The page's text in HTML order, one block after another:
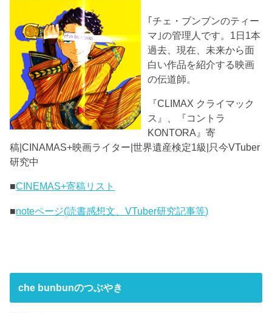
｢チェ・ブンブンのティー
マ｣の管理人です。1日1本
過去、現在、未来から面
白い作品を紹介する映画
の伝道師。
『CLIMAX クライマック
ス』、『コントラ
KONTORA』寄
稿|CINAMAS+映画ライター|世界遺産検定1級|只今VTuber
研究中
■CINEMAS+寄稿リスト
■noteページ(読書感想文、VTuber研究記事等)
che bunbunのつぶやき